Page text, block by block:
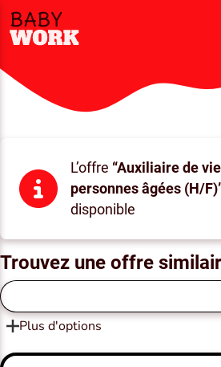
L’offre “Auxiliaire de
personnes âgées (H/
disponible
Trouvez une offre
Plus d'options